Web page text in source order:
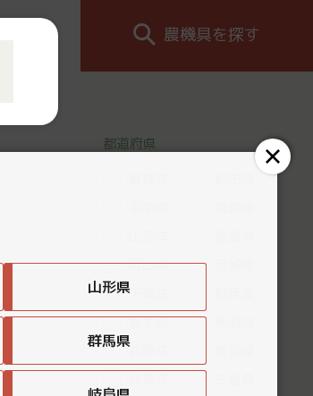
農機具を探す
都道府県
岡山県
千葉県
栃木県
長野県
山形県
群馬県